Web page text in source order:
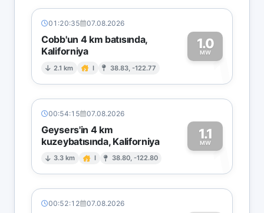
01:20:35 07.08.2026
Cobb'un 4 km batısında,
Kaliforniya
2.1 km I 38.83, -122.77
1.0
MW1
00:54:15 07.08.2026
Geysers'in 4 km
kuzeybatısında, Kaliforniya
3.3 km I 38.80, -122.80
1.1
MW1
00:52:12 07.08.2026